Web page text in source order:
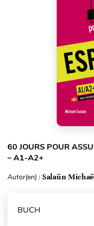
60 JOURS POUR
– A1-A2+
Autor(en) : Salaün
BUCH